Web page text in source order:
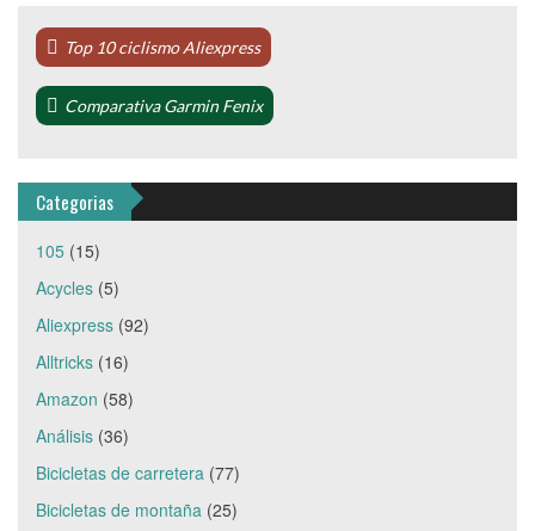
Top 10 ciclismo Aliexpress
Comparativa Garmin Fenix
Categorias
105 (15)
Acycles (5)
Aliexpress (92)
Alltricks (16)
Amazon (58)
Análisis (36)
Bicicletas de carretera (77)
Bicicletas de montaña (25)